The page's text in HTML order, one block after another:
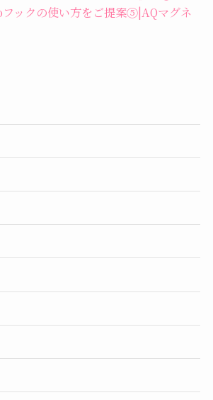
ックの使い方をご提案⑤|AQマグネ